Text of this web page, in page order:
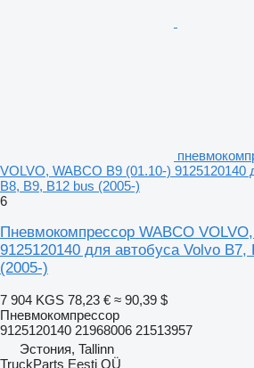
VOLVO, WABCO B9 (01.10-) 9125120140
B8, B9, B12 bus (2005-)
6
Пневмокомпрессор WABCO
9125120140 для автобуса Volvo B7,
(2005-)
7 904 KGS 78,23 € ≈ 90,39 $
Пневмокомпрессор
9125120140 21968006 21513957
Эстония, Tallinn
TruckParts Eesti OÜ